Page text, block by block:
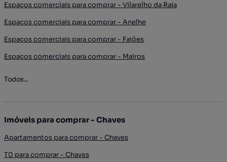
Espaços comerciais para comprar - Vilarelho da Raia
Espaços comerciais para comprar - Anelhe
Espaços comerciais para comprar - Faiões
Espaços comerciais para comprar - Mairos
Todos...
Imóveis para comprar - Chaves
Apartamentos para comprar - Chaves
T0 para comprar - Chaves